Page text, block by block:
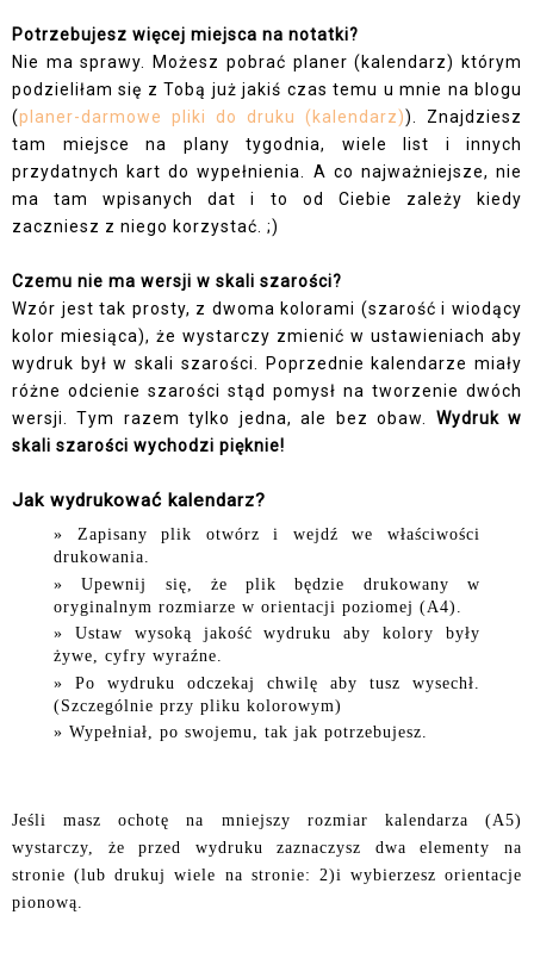
Potrzebujesz więcej miejsca na notatki?
Nie ma sprawy. Możesz pobrać planer (kalendarz) którym
podzieliłam się z Tobą już jakiś czas temu u mnie na blogu
(planer-darmowe pliki do druku (kalendarz)). Znajdziesz
tam miejsce na plany tygodnia, wiele list i innych
przydatnych kart do wypełnienia. A co najważniejsze, nie
ma tam wpisanych dat i to od Ciebie zależy kiedy
zaczniesz z niego korzystać. ;)
Czemu nie ma wersji w skali szarości?
Wzór jest tak prosty, z dwoma kolorami (szarość i wiodący
kolor miesiąca), że wystarczy zmienić w ustawieniach aby
wydruk był w skali szarości. Poprzednie kalendarze miały
różne odcienie szarości stąd pomysł na tworzenie dwóch
wersji. Tym razem tylko jedna, ale bez obaw. Wydruk w
skali szarości wychodzi pięknie!
Jak wydrukować kalendarz?
Zapisany plik otwórz i wejdź we właściwości
drukowania.
Upewnij się, że plik będzie drukowany w
oryginalnym rozmiarze w orientacji poziomej (A4).
Ustaw wysoką jakość wydruku aby kolory były
żywe, cyfry wyraźne.
Po wydruku odczekaj chwilę aby tusz wysechł.
(Szczególnie przy pliku kolorowym)
Wypełniał, po swojemu, tak jak potrzebujesz.
Jeśli masz ochotę na mniejszy rozmiar kalendarza (A5)
wystarczy, że przed wydruku zaznaczysz dwa elementy na
stronie (lub drukuj wiele na stronie: 2)i wybierzesz orientacje
pionową.